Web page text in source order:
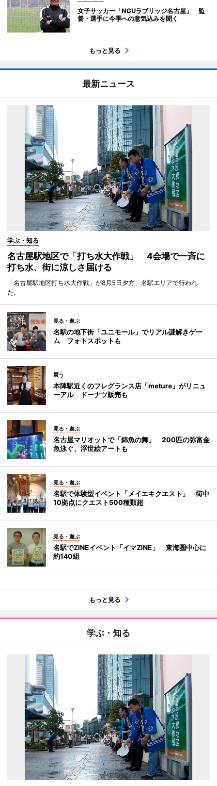
女子サッカー「NGUラブリッジ名古屋」 監
督・選手に今季への意気込みを聞く
もっと見る
最新ニュース
学ぶ・知る
名古屋駅地区で「打ち水大作戦」 4会場で一斉に
打ち水、街に涼しさ届ける
「名古屋駅地区打ち水大作戦」が8月5日夕方、名駅エリアで行われ
た。
見る・遊ぶ
名駅の地下街「ユニモール」でリアル謎解きゲー
ム フォトスポットも
買う
本陣駅近くのフレグランス店「meture」がリニュ
ーアル ドーナツ販売も
見る・遊ぶ
名古屋マリオットで「錦魚の舞」 200匹の弥富金
魚泳ぐ、浮世絵アートも
見る・遊ぶ
名駅で体験型イベント「メイエキクエスト」 街中
10拠点にクエスト500種類超
見る・遊ぶ
名駅でZINEイベント「イマZINE」 東海圏中心に
約140組
もっと見る
学ぶ・知る